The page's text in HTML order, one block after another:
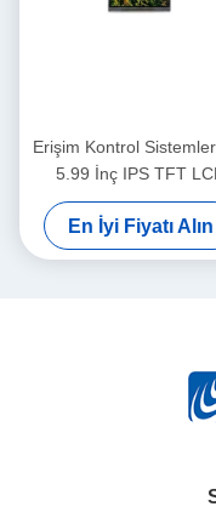
Erişim Kontrol
5.99 İnç IPS TFT
Dokunmatik Ekran
720x1440 MIPI
En İyi Fiyatı Alın